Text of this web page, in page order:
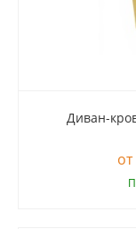
Диван-